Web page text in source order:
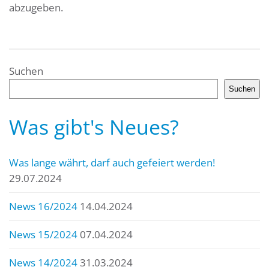
abzugeben.
Suchen
Suchen
Was gibt's Neues?
Was lange währt, darf auch gefeiert werden!
29.07.2024
News 16/2024 14.04.2024
News 15/2024 07.04.2024
News 14/202431.03.2024